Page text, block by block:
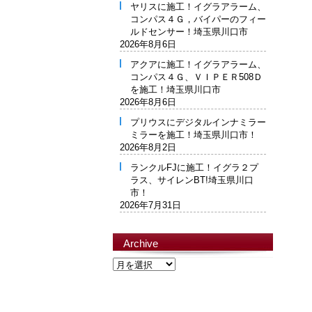
ヤリスに施工！イグラアラーム、
コンパス４Ｇ，バイパーのフィー
ルドセンサー！埼玉県川口市
2026年8月6日
アクアに施工！イグラアラーム、
コンパス４Ｇ、ＶＩＰＥＲ508Ｄ
を施工！埼玉県川口市
2026年8月6日
プリウスにデジタルインナミラー
ミラーを施工！埼玉県川口市！
2026年8月2日
ランクルFJに施工！イグラ２プ
ラス、サイレンBT!埼玉県川口
市！
2026年7月31日
Archive
Archive